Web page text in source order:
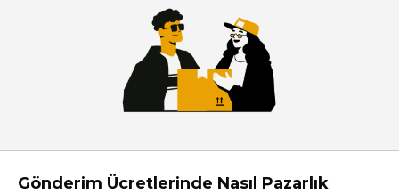
Gönderim Ücretlerinde Nasıl Pazarlık